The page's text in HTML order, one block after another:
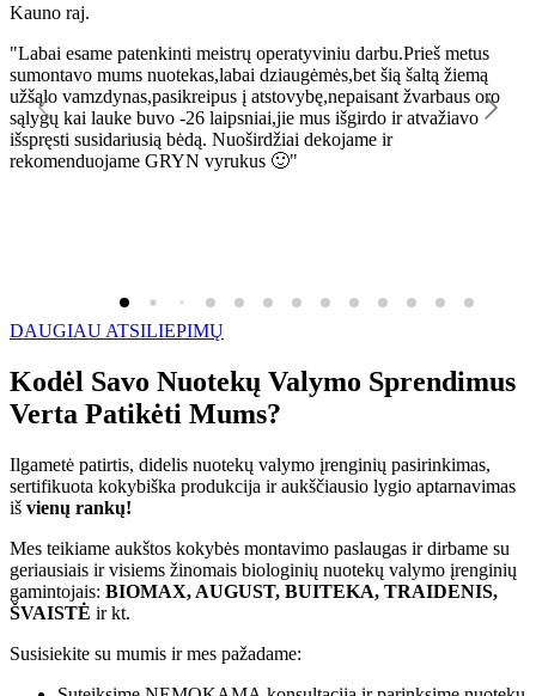
Kauno raj.
"Labai esame patenkinti meistrų operatyviniu darbu.Prieš metus
sumontavo mums nuotekas,labai dziaugėmės,bet šią šaltą žiemą
užšąlo vamzdynas,pasikreipus į atstovybę,nepaisant žvarbaus oro
sąlygų kai lauke buvo -26 laipsniai,jie mus išgirdo ir atvažiavo
išspręsti susidariusią bėdą. Nuoširdžiai dekojame ir
rekomenduojame GRYN vyrukus 🙂"
DAUGIAU ATSILIEPIMŲ
Kodėl Savo Nuotekų Valymo Sprendimus
Verta Patikėti Mums?
Ilgametė patirtis, didelis nuotekų valymo įrenginių pasirinkimas,
sertifikuota kokybiška produkcija ir aukščiausio lygio aptarnavimas
iš vienų rankų!
Mes teikiame aukštos kokybės montavimo paslaugas ir dirbame su
geriausiais ir visiems žinomais biologinių nuotekų valymo įrenginių
gamintojais: BIOMAX, AUGUST, BUITEKA, TRAIDENIS,
ŠVAISTĖ ir kt.
Susisiekite su mumis ir mes pažadame: